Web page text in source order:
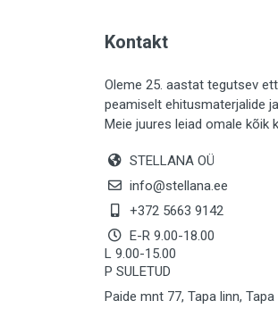
LIISTUD (183)
KIVID (31)
KATTED (132)
MAALRITARBED (1024)
SOOJUSTUS (15)
KEEMIA (220)
TÖÖRIIDED (117)
SAUN (8)
Kontakt
Oleme 25. aastat tegutsev
peamiselt ehitusmaterjalide
Meie juures leiad omale kõik
STELLANA OÜ
info@stellana.ee
+372 5663 9142
E-R 9.00-18.00
L 9.00-15.00
P SULETUD
Paide mnt 77, Tapa linn,